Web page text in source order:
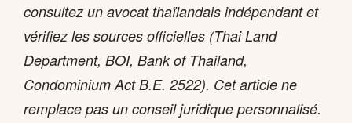
consultez un avocat thaïlandais indépendant et
vérifiez les sources officielles (Thai Land
Department, BOI, Bank of Thailand,
Condominium Act B.E. 2522). Cet article ne
remplace pas un conseil juridique personnalisé.